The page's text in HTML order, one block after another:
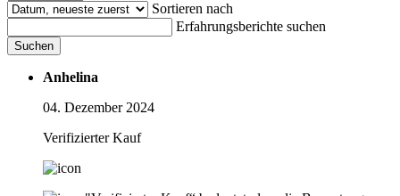
Sortieren nach
Erfahrungsberichte suchen
Suchen
Anhelina
04. Dezember 2024
Verifizierter Kauf